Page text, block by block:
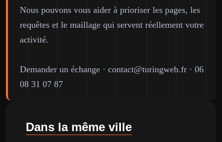
Nous pouvons vous aider à prioriser les pages, les
requêtes et le maillage qui servent réellement votre
activité.
Demander un échange · contact@turingweb.fr · 06
08 31 07 87
Dans la même ville